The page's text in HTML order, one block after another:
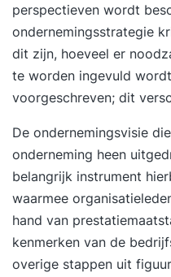
perspectieven wordt
ondernemingsstrategie
dit zijn, hoeveel er
te worden ingevuld
voorgeschreven; dit
De ondernemingsvisie
onderneming heen
belangrijk instrument
waarmee
hand van
kenmerken van de
overige stappen uit